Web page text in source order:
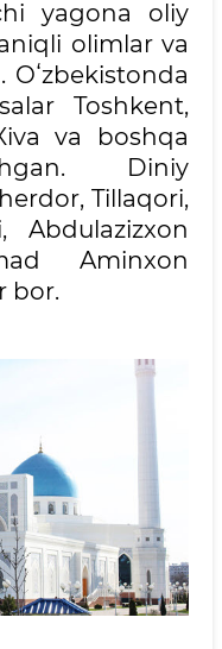
yagona oliy
olimlar va
Toshkent,
va boshqa
Diniy
Tillaqori,
Abdulazizxon
Aminxon
bor.